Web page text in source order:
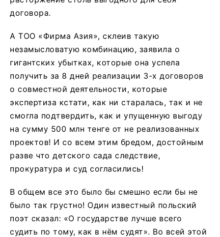
договора.
А ТОО «Фирма Азия», склеив такую
незамысловатую комбинацию, заявила о
гигантских убытках, которые она успела
получить за 8 дней реализации 3-х договоров
о совместной деятельности, которые
экспертиза кстати, как ни старалась, так и не
смогла подтвердить, как и упущенную выгоду
на сумму 500 млн тенге от не реализованных
проектов! И со всем этим бредом, достойным
разве что детского сада следствие,
прокуратура и суд согласились!
В общем все это было бы смешно если бы не
было так грустно! Один известный польский
поэт сказал: «О государстве лучше всего
судить по тому, как в нём судят». Во всей этой